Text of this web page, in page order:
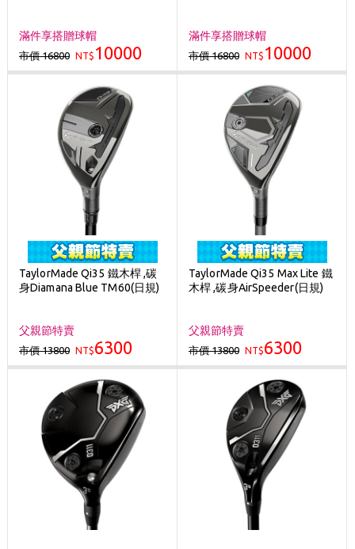
滿件享搭贈球帽
市價 16800 NT$ 10000
滿件享搭贈球帽
市價 16800 NT$ 10000
TaylorMade Qi35 鐵木桿 ,碳
身Diamana Blue TM60(日規)
父親節特賣
市價 13800 NT$6300
TaylorMade Qi35 Max Lite 鐵
木桿 ,碳身AirSpeeder(日規)
父親節特賣
市價 13800 NT$6300